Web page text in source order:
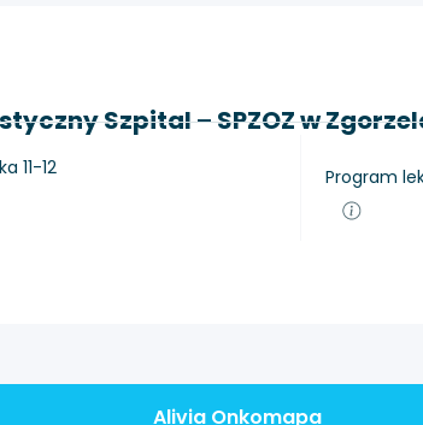
Szpital – SPZOZ w
11-12 Program
Alivia Onkomapa